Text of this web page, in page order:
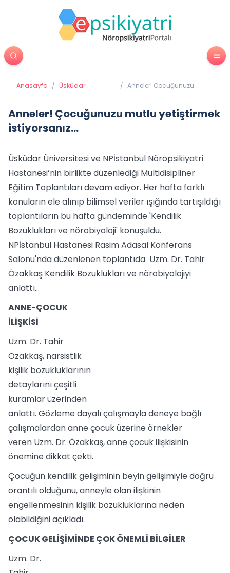
Anasayfa / Üsküdar
/ Anneler! Çocuğunuzu
Anneler! Çocuğunuzu mutlu yetiştirmek
istiyorsanız...
Üsküdar Üniversitesi ve NPİstanbul Nöropsikiyatri
Hastanesi’nin birlikte düzenlediği Multidisipliner
Eğitim Toplantıları devam ediyor. Her hafta farklı
konuların ele alınıp bilimsel veriler ışığında tartışıldığı
toplantıların bu hafta gündeminde 'Kendilik
Bozuklukları ve nörobiyoloji' konuşuldu.
NPİstanbul Hastanesi Rasim Adasal Konferans
Salonu'nda düzenlenen toplantıda Uzm. Dr. Tahir
Özakkaş Kendilik Bozuklukları ve nörobiyolojiyi
anlattı...
ANNE-ÇOCUK
İLİŞKİSİ
Uzm. Dr. Tahir
Özakkaş, narsistlik
kişilik bozukluklarının
detaylarını çeşitli
kuramlar üzerinden
anlattı. Gözleme dayalı çalışmayla deneye bağlı
çalışmalardan anne çocuk üzerine örnekler
veren Uzm. Dr. Özakkaş, anne çocuk ilişkisinin
önemine dikkat çekti.
Çocuğun kendilik gelişiminin beyin gelişimiyle doğru
orantılı olduğunu, anneyle olan ilişkinin
engellenmesinin kişilik bozukluklarına neden
olabildiğini açıkladı.
ÇOCUK GELİŞİMİNDE ÇOK ÖNEMLİ BİLGİLER
Uzm. Dr.